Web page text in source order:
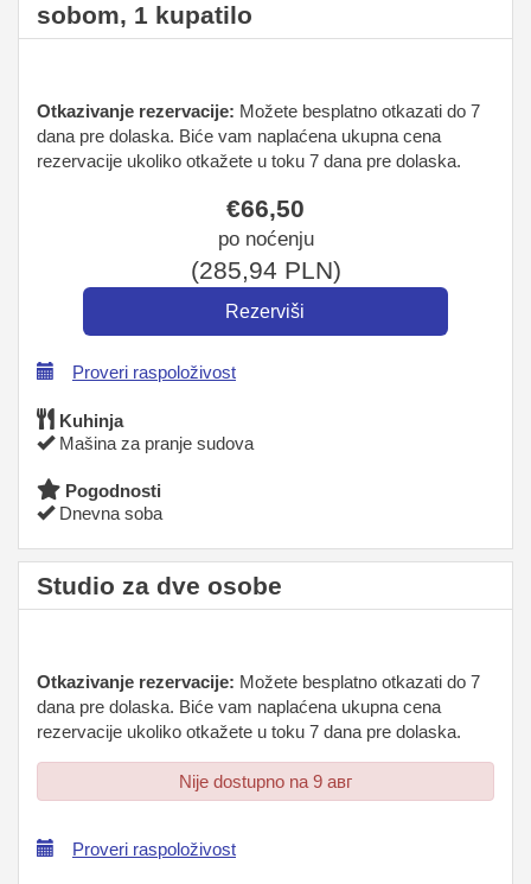
sobom, 1 kupatilo
Otkazivanje rezervacije: Možete besplatno otkazati do 7
dana pre dolaska. Biće vam naplaćena ukupna cena
rezervacije ukoliko otkažete u toku 7 dana pre dolaska.
€66,50
po noćenju
(285,94 PLN)
Proveri raspoloživost
Kuhinja
Mašina za pranje sudova
Pogodnosti
Dnevna soba
Studio za dve osobe
Otkazivanje rezervacije: Možete besplatno otkazati do 7
dana pre dolaska. Biće vam naplaćena ukupna cena
rezervacije ukoliko otkažete u toku 7 dana pre dolaska.
Nije dostupno na 9 авг
Proveri raspoloživost